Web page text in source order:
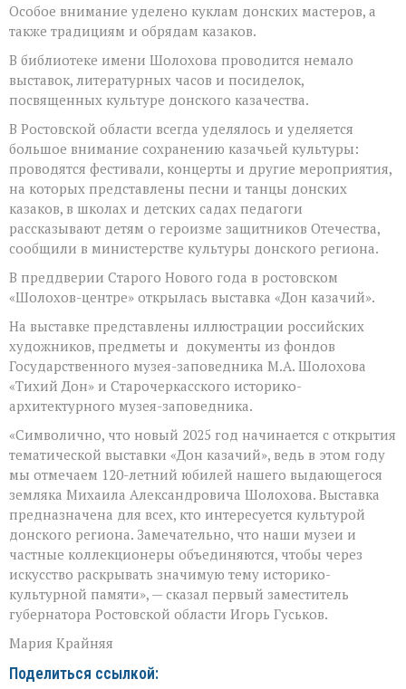
Особое внимание уделено куклам донских мастеров, а
также традициям и обрядам казаков.
В библиотеке имени Шолохова проводится немало
выставок, литературных часов и посиделок,
посвященных культуре донского казачества.
В Ростовской области всегда уделялось и уделяется
большое внимание сохранению казачьей культуры:
проводятся фестивали, концерты и другие мероприятия,
на которых представлены песни и танцы донских
казаков, в школах и детских садах педагоги
рассказывают детям о героизме защитников Отечества,
сообщили в министерстве культуры донского региона.
В преддверии Старого Нового года в ростовском
«Шолохов-центре» открылась выставка «Дон казачий».
На выставке представлены иллюстрации российских
художников, предметы и документы из фондов
Государственного музея-заповедника М.А. Шолохова
«Тихий Дон» и Старочеркасского историко-
архитектурного музея-заповедника.
«Символично, что новый 2025 год начинается с открытия
тематической выставки «Дон казачий», ведь в этом году
мы отмечаем 120-летний юбилей нашего выдающегося
земляка Михаила Александровича Шолохова. Выставка
предназначена для всех, кто интересуется культурой
донского региона. Замечательно, что наши музеи и
частные коллекционеры объединяются, чтобы через
искусство раскрывать значимую тему историко-
культурной памяти», — сказал первый заместитель
губернатора Ростовской области Игорь Гуськов.
Мария Крайняя
Поделиться ссылкой: